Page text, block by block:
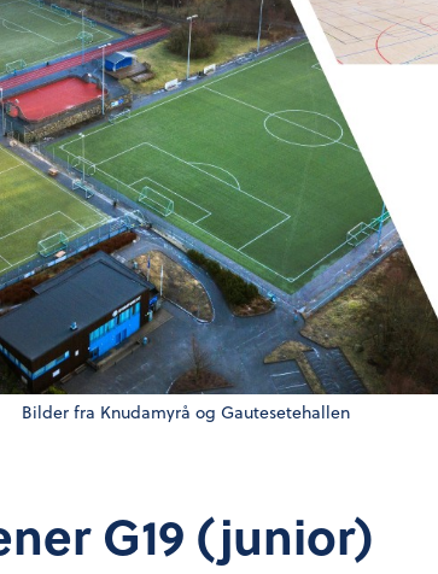
Bilder fra Knudamyrå og Gautesetehallen
G19 (junior)